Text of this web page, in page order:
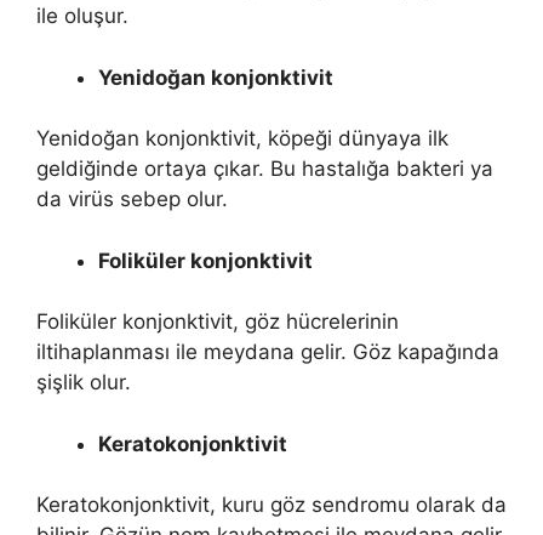
ile oluşur.
Yenidoğan konjonktivit
Yenidoğan konjonktivit, köpeği dünyaya ilk
geldiğinde ortaya çıkar. Bu hastalığa bakteri ya
da virüs sebep olur.
Foliküler konjonktivit
Foliküler konjonktivit, göz hücrelerinin
iltihaplanması ile meydana gelir. Göz kapağında
şişlik olur.
Keratokonjonktivit
Keratokonjonktivit, kuru göz sendromu olarak da